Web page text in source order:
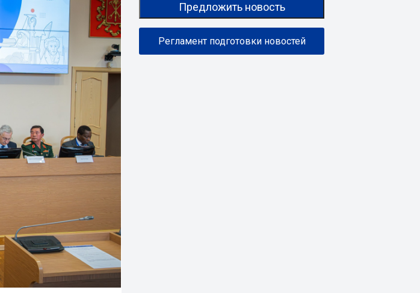
Предложить новость
Регламент подготовки новостей